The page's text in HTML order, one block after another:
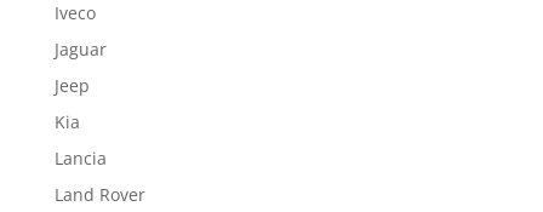
Iveco
Jaguar
Jeep
Kia
Lancia
Land Rover